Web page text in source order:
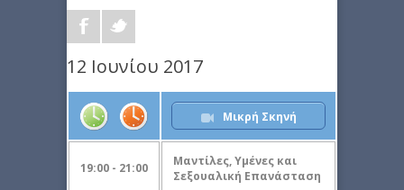
12 Ιουνίου 2017
Μικρή Σκηνή
19:00 - 21:00
Μαντίλες, Υμένες και
Σεξουαλική Επανάσταση